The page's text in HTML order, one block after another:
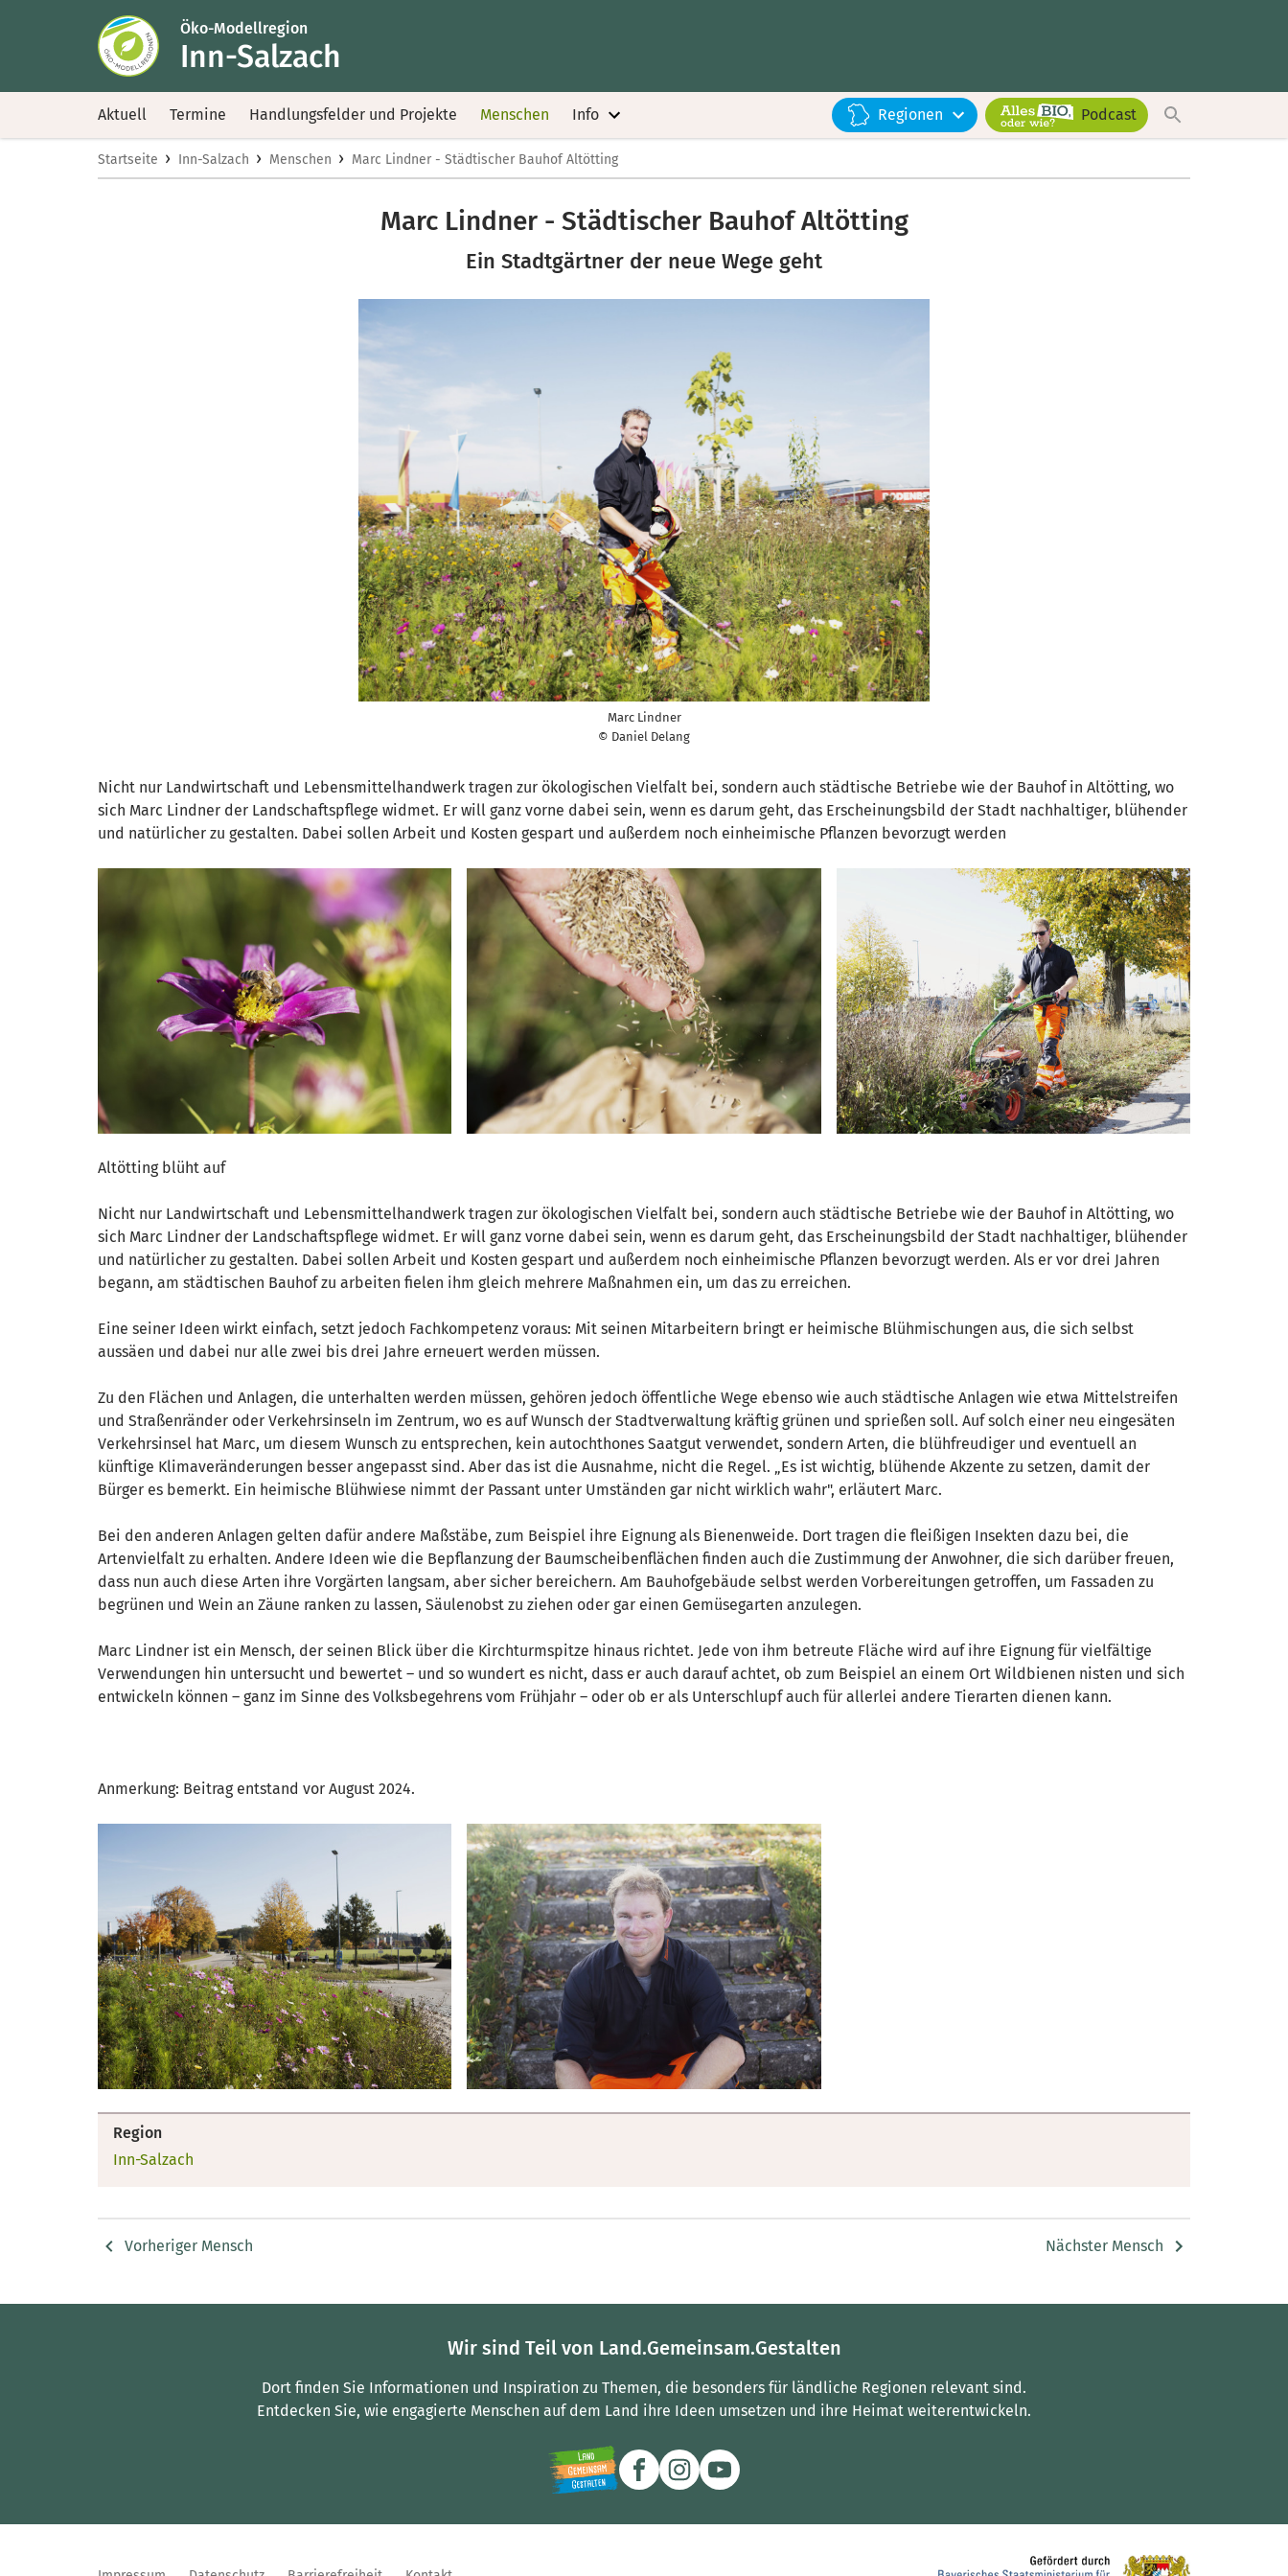
Öko-Modellregion
Inn-Salzach
Aktuell Termine Handlungsfelder und Projekte Menschen Info Regionen Podcast
Startseite › Inn-Salzach › Menschen › Marc Lindner - Städtischer Bauhof Altötting
Marc Lindner - Städtischer Bauhof Altötting
Ein Stadtgärtner der neue Wege geht
Marc Lindner
© Daniel Delang
Nicht nur Landwirtschaft und Lebensmittelhandwerk tragen zur ökologischen Vielfalt bei, sondern auch städtische Betriebe wie der Bauhof in Altötting, wo
sich Marc Lindner der Landschaftspflege widmet. Er will ganz vorne dabei sein, wenn es darum geht, das Erscheinungsbild der Stadt nachhaltiger, blühender
und natürlicher zu gestalten. Dabei sollen Arbeit und Kosten gespart und außerdem noch einheimische Pflanzen bevorzugt werden
Altötting blüht auf
Nicht nur Landwirtschaft und Lebensmittelhandwerk tragen zur ökologischen Vielfalt bei, sondern auch städtische Betriebe wie der Bauhof in Altötting, wo
sich Marc Lindner der Landschaftspflege widmet. Er will ganz vorne dabei sein, wenn es darum geht, das Erscheinungsbild der Stadt nachhaltiger, blühender
und natürlicher zu gestalten. Dabei sollen Arbeit und Kosten gespart und außerdem noch einheimische Pflanzen bevorzugt werden. Als er vor drei Jahren
begann, am städtischen Bauhof zu arbeiten fielen ihm gleich mehrere Maßnahmen ein, um das zu erreichen.
Eine seiner Ideen wirkt einfach, setzt jedoch Fachkompetenz voraus: Mit seinen Mitarbeitern bringt er heimische Blühmischungen aus, die sich selbst
aussäen und dabei nur alle zwei bis drei Jahre erneuert werden müssen.
Zu den Flächen und Anlagen, die unterhalten werden müssen, gehören jedoch öffentliche Wege ebenso wie auch städtische Anlagen wie etwa Mittelstreifen
und Straßenränder oder Verkehrsinseln im Zentrum, wo es auf Wunsch der Stadtverwaltung kräftig grünen und sprießen soll. Auf solch einer neu eingesäten
Verkehrsinsel hat Marc, um diesem Wunsch zu entsprechen, kein autochthones Saatgut verwendet, sondern Arten, die blühfreudiger und eventuell an
künftige Klimaveränderungen besser angepasst sind. Aber das ist die Ausnahme, nicht die Regel. „Es ist wichtig, blühende Akzente zu setzen, damit der
Bürger es bemerkt. Ein heimische Blühwiese nimmt der Passant unter Umständen gar nicht wirklich wahr", erläutert Marc.
Bei den anderen Anlagen gelten dafür andere Maßstäbe, zum Beispiel ihre Eignung als Bienenweide. Dort tragen die fleißigen Insekten dazu bei, die
Artenvielfalt zu erhalten. Andere Ideen wie die Bepflanzung der Baumscheibenflächen finden auch die Zustimmung der Anwohner, die sich darüber freuen,
dass nun auch diese Arten ihre Vorgärten langsam, aber sicher bereichern. Am Bauhofgebäude selbst werden Vorbereitungen getroffen, um Fassaden zu
begrünen und Wein an Zäune ranken zu lassen, Säulenobst zu ziehen oder gar einen Gemüsegarten anzulegen.
Marc Lindner ist ein Mensch, der seinen Blick über die Kirchturmspitze hinaus richtet. Jede von ihm betreute Fläche wird auf ihre Eignung für vielfältige
Verwendungen hin untersucht und bewertet – und so wundert es nicht, dass er auch darauf achtet, ob zum Beispiel an einem Ort Wildbienen nisten und sich
entwickeln können – ganz im Sinne des Volksbegehrens vom Frühjahr – oder ob er als Unterschlupf auch für allerlei andere Tierarten dienen kann.
Anmerkung: Beitrag entstand vor August 2024.
Region
Inn-Salzach
Vorheriger Mensch Nächster Mensch
Wir sind Teil von Land.Gemeinsam.Gestalten
Dort finden Sie Informationen und Inspiration zu Themen, die besonders für ländliche Regionen relevant sind.
Entdecken Sie, wie engagierte Menschen auf dem Land ihre Ideen umsetzen und ihre Heimat weiterentwickeln.